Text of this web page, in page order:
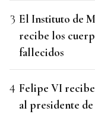
El Instituto de
recibe los
fallecidos
Felipe VI
al presidente